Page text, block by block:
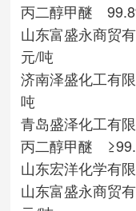
丙二醇甲醚
山东富盛永商贸
元/吨
济南泽盛化工有
吨
青岛盛泽化工有
丙二醇甲醚
山东宏洋化学有
山东富盛永商贸